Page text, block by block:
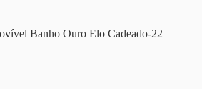
Banho Ouro Elo Cadeado-22